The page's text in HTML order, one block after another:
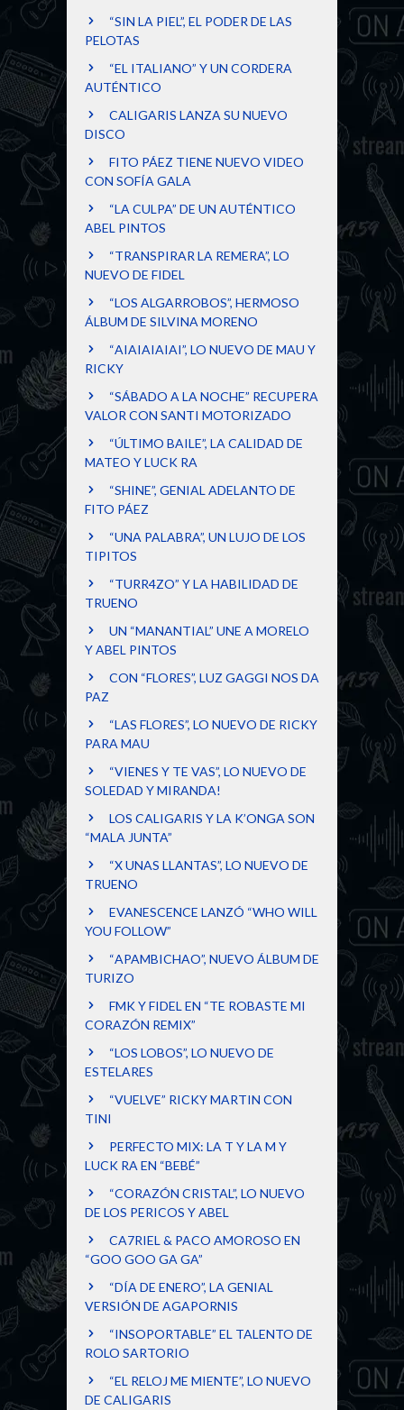
“SIN LA PIEL”, EL PODER DE LAS
PELOTAS
“EL ITALIANO” Y UN CORDERA
AUTÉNTICO
CALIGARIS LANZA SU NUEVO
DISCO
FITO PÁEZ TIENE NUEVO VIDEO
CON SOFÍA GALA
“LA CULPA” DE UN AUTÉNTICO
ABEL PINTOS
“TRANSPIRAR LA REMERA”, LO
NUEVO DE FIDEL
“LOS ALGARROBOS”, HERMOSO
ÁLBUM DE SILVINA MORENO
“AIAIAIAIAI”, LO NUEVO DE MAU Y
RICKY
“SÁBADO A LA NOCHE” RECUPERA
VALOR CON SANTI MOTORIZADO
“ÚLTIMO BAILE”, LA CALIDAD DE
MATEO Y LUCK RA
“SHINE”, GENIAL ADELANTO DE
FITO PÁEZ
“UNA PALABRA”, UN LUJO DE LOS
TIPITOS
“TURR4ZO” Y LA HABILIDAD DE
TRUENO
UN “MANANTIAL” UNE A MORELO
Y ABEL PINTOS
CON “FLORES”, LUZ GAGGI NOS DA
PAZ
“LAS FLORES”, LO NUEVO DE RICKY
PARA MAU
“VIENES Y TE VAS”, LO NUEVO DE
SOLEDAD Y MIRANDA!
LOS CALIGARIS Y LA K’ONGA SON
“MALA JUNTA”
“X UNAS LLANTAS”, LO NUEVO DE
TRUENO
EVANESCENCE LANZÓ “WHO WILL
YOU FOLLOW”
“APAMBICHAO”, NUEVO ÁLBUM DE
TURIZO
FMK Y FIDEL EN “TE ROBASTE MI
CORAZÓN REMIX”
“LOS LOBOS”, LO NUEVO DE
ESTELARES
“VUELVE” RICKY MARTIN CON
TINI
PERFECTO MIX: LA T Y LA M Y
LUCK RA EN “BEBÉ”
“CORAZÓN CRISTAL”, LO NUEVO
DE LOS PERICOS Y ABEL
CA7RIEL & PACO AMOROSO EN
“GOO GOO GA GA”
“DÍA DE ENERO”, LA GENIAL
VERSIÓN DE AGAPORNIS
“INSOPORTABLE” EL TALENTO DE
ROLO SARTORIO
“EL RELOJ ME MIENTE”, LO NUEVO
DE CALIGARIS